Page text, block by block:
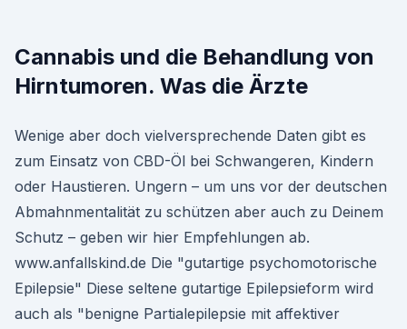
Cannabis und die Behandlung von
Hirntumoren. Was die Ärzte
Wenige aber doch vielversprechende Daten gibt es
zum Einsatz von CBD-Öl bei Schwangeren, Kindern
oder Haustieren. Ungern – um uns vor der deutschen
Abmahnmentalität zu schützen aber auch zu Deinem
Schutz – geben wir hier Empfehlungen ab.
www.anfallskind.de Die "gutartige psychomotorische
Epilepsie" Diese seltene gutartige Epilepsieform wird
auch als "benigne Partialepilepsie mit affektiver